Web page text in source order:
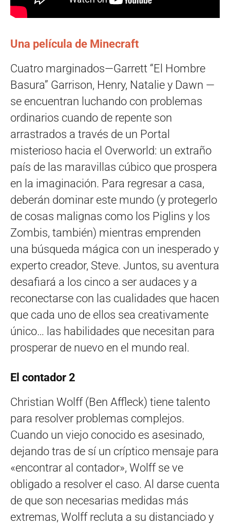
Una película de Minecraft
Cuatro marginados—Garrett “El Hombre
Basura” Garrison, Henry, Natalie y Dawn —
se encuentran luchando con problemas
ordinarios cuando de repente son
arrastrados a través de un Portal
misterioso hacia el Overworld: un extraño
país de las maravillas cúbico que prospera
en la imaginación. Para regresar a casa,
deberán dominar este mundo (y protegerlo
de cosas malignas como los Piglins y los
Zombis, también) mientras emprenden
una búsqueda mágica con un inesperado y
experto creador, Steve. Juntos, su aventura
desafiará a los cinco a ser audaces y a
reconectarse con las cualidades que hacen
que cada uno de ellos sea creativamente
único… las habilidades que necesitan para
prosperar de nuevo en el mundo real.
El contador 2
Christian Wolff (Ben Affleck) tiene talento
para resolver problemas complejos.
Cuando un viejo conocido es asesinado,
dejando tras de sí un críptico mensaje para
«encontrar al contador», Wolff se ve
obligado a resolver el caso. Al darse cuenta
de que son necesarias medidas más
extremas, Wolff recluta a su distanciado y